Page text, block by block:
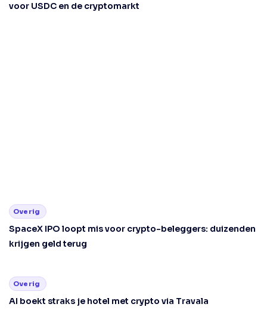
voor USDC en de cryptomarkt
Overig
SpaceX IPO loopt mis voor crypto-beleggers: duizenden
krijgen geld terug
Overig
AI boekt straks je hotel met crypto via Travala